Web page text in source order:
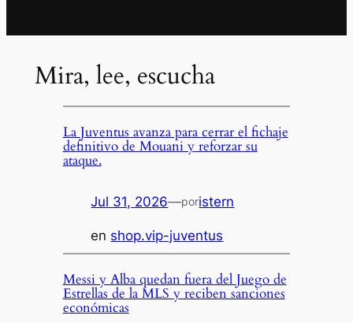
Mira, lee, escucha
La Juventus avanza para cerrar el fichaje
definitivo de Mouani y reforzar su
ataque.
Jul 31, 2026—poristern
en shop.vip-juventus
Messi y Alba quedan fuera del Juego de
Estrellas de la MLS y reciben sanciones
económicas